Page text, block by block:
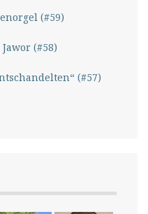
(#59)
(#58)
(#57)